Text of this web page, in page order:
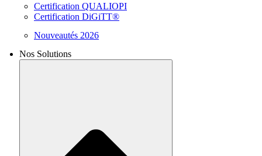
Certification QUALIOPI
Certification DiGiTT®
Nouveautés 2026
Nos Solutions